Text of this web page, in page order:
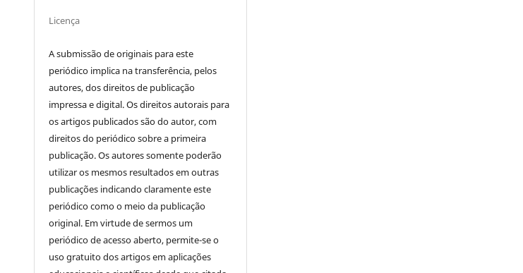
Licença
A submissão de originais para este
periódico implica na transferência, pelos
autores, dos direitos de publicação
impressa e digital. Os direitos autorais para
os artigos publicados são do autor, com
direitos do periódico sobre a primeira
publicação. Os autores somente poderão
utilizar os mesmos resultados em outras
publicações indicando claramente este
periódico como o meio da publicação
original. Em virtude de sermos um
periódico de acesso aberto, permite-se o
uso gratuito dos artigos em aplicações